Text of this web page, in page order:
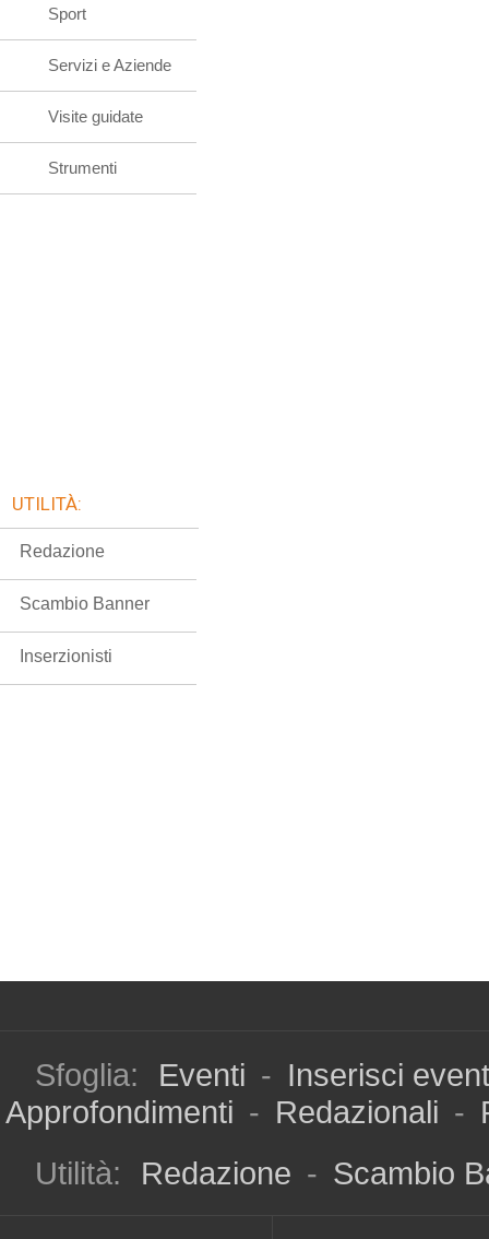
Sport
Servizi e Aziende
Visite guidate
Strumenti
UTILITÀ:
Redazione
Scambio Banner
Inserzionisti
Sfoglia: Eventi - Inserisci
Approfondimenti - Redazionali -
Utilità:
Redazione - Scambio